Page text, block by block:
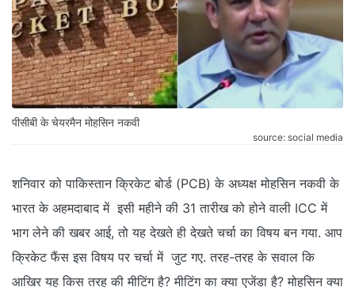
पीसीबी के चेयरमैन मोहसिन नकवी
source: social media
शनिवार को पाकिस्तान क्रिकेट बोर्ड (PCB) के अध्यक्ष मोहसिन नकवी के
भारत के अहमदाबाद में इसी महीने की 31 तारीख को होने वाली ICC में
भाग लेने की खबर आई, तो यह देखते ही देखते चर्चा का विषय बन गया. आप
क्रिकेट फैंस इस विषय पर चर्चा में जुट गए. तरह-तरह के सवाल कि
आखिर यह किस तरह की मीटिंग है? मीटिंग का क्या एजेंडा है? मोहसिन क्या